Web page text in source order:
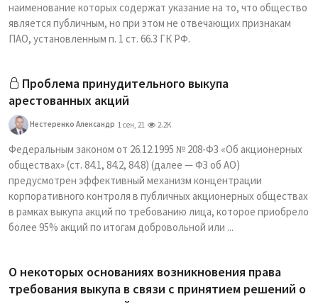
наименование которых содержат указание на то, что общество
является публичным, но при этом не отвечающих признакам
ПАО, установленным п. 1 ст. 66.3 ГК РФ.
Проблема принудительного выкупа
арестованных акций
Нестеренко Александр 1 сен, 21 2.2K
Федеральным законом от 26.12.1995 № 208-ФЗ «Об акционерных
обществах» (ст. 84.1, 84.2, 84.8) (далее — ФЗ об АО)
предусмотрен эффективный механизм концентрации
корпоративного контроля в публичных акционерных обществах
в рамках выкупа акций по требованию лица, которое приобрело
более 95% акций по итогам добровольной или ...
О некоторых основаниях возникновения права
требования выкупа в связи с принятием решений о